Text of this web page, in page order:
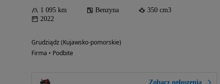
1 095 km Benzyna
350 cm3
2022
Grudziądz (Kujawsko-pomorskie)
Firma • Podbite
Zobacz ogłoszenia